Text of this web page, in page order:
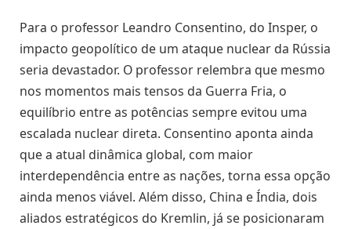
Para o professor Leandro Consentino, do Insper, o
impacto geopolítico de um ataque nuclear da Rússia
seria devastador. O professor relembra que mesmo
nos momentos mais tensos da Guerra Fria, o
equilíbrio entre as potências sempre evitou uma
escalada nuclear direta. Consentino aponta ainda
que a atual dinâmica global, com maior
interdependência entre as nações, torna essa opção
ainda menos viável. Além disso, China e Índia, dois
aliados estratégicos do Kremlin, já se posicionaram